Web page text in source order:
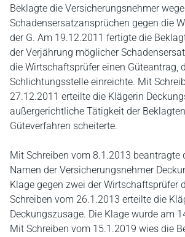
Beklagte die Versicherungsnehmer
Schadensersatzansprüchen gegen die
der G. Am 19.12.2011 fertigte die
der Verjährung möglicher
die Wirtschaftsprüfer einen Güteantrag,
Schlichtungsstelle einreichte. Mit
27.12.2011 erteilte die Klägerin
außergerichtliche Tätigkeit der
Güteverfahren scheiterte.
Mit Schreiben vom 8.1.2013 beantragte
Namen der Versicherungsnehmer
Klage gegen zwei der Wirtschaftsprüfer
Schreiben vom 26.1.2013 erteilte die
Deckungszusage. Die Klage wurde am
Mit Schreiben vom 15.1.2019 wies die